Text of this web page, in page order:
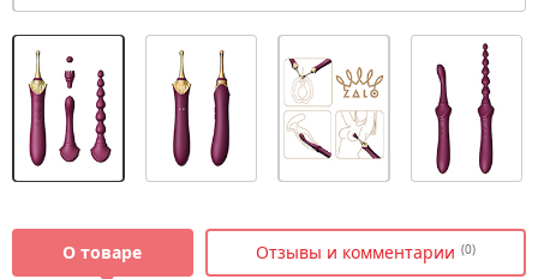
О товаре Отзывы и комментарии (0)